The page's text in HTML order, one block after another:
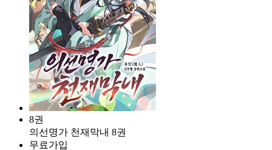
8권
의선명가 천재막내 8권
무료가입